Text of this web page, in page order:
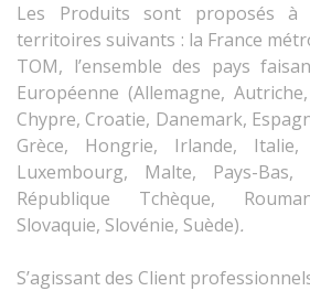
Les Produits sont proposés
territoires suivants : la France
TOM, l’ensemble des pays
Européenne (Allemagne,
Chypre, Croatie, Danemark,
Grèce, Hongrie, Irlande,
Luxembourg, Malte, Pays-Bas,
République Tchèque,
Slovaquie, Slovénie, Suède).
S’agissant des Client